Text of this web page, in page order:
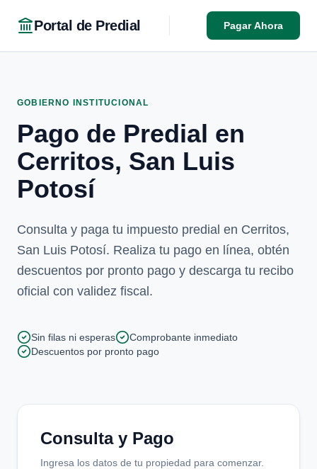
Portal de Predial Pagar Ahora
GOBIERNO INSTITUCIONAL
Pago de Predial en
Cerritos, San Luis
Potosí
Consulta y paga tu impuesto predial en Cerritos,
San Luis Potosí. Realiza tu pago en línea, obtén
descuentos por pronto pago y descarga tu recibo
oficial con validez fiscal.
Sin filas ni esperas
Comprobante inmediato
Descuentos por pronto pago
Consulta y Pago
Ingresa los datos de tu propiedad para comenzar.